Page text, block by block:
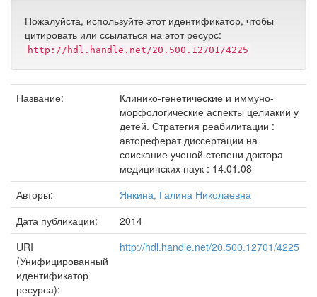
Пожалуйста, используйте этот идентификатор, чтобы
цитировать или ссылаться на этот ресурс:
http://hdl.handle.net/20.500.12701/4225
Название:
Клинико-генетические и иммуно-
морфологические аспекты целиакии у
детей. Стратегия реабилитации :
автореферат диссертации на
соискание ученой степени доктора
медицинских наук : 14.01.08
Авторы:
Янкина, Галина Николаевна
Дата публикации:
2014
URI
(Унифицированный
идентификатор
ресурса):
http://hdl.handle.net/20.500.12701/4225